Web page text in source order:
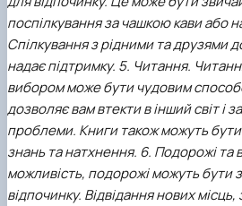
поспілкування за чашкою кави або
Спілкування з рідними та друзями
надає підтримку. 5. Читання.
вибором може бути чудовим
дозволяє вам втекти в інший світ і
проблеми. Книги також можуть
знань та натхнення. 6. Подорожі та
можливість, подорожі можуть
відпочинку. Відвідання нових